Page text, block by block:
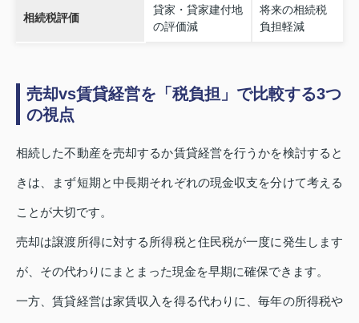
相続税評価
貸家・貸家建付地
の評価減
将来の相続税
負担軽減
売却vs賃貸経営を「税負担」で比較する3つ
の視点
相続した不動産を売却するか賃貸経営を行うかを検討すると
きは、まず短期と中長期それぞれの現金収支を分けて考える
ことが大切です。
売却は譲渡所得に対する所得税と住民税が一度に発生します
が、その代わりにまとまった現金を早期に確保できます。
一方、賃貸経営は家賃収入を得る代わりに、毎年の所得税や